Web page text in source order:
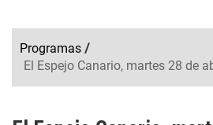
Programas /
El Espejo Canario, martes 28 de